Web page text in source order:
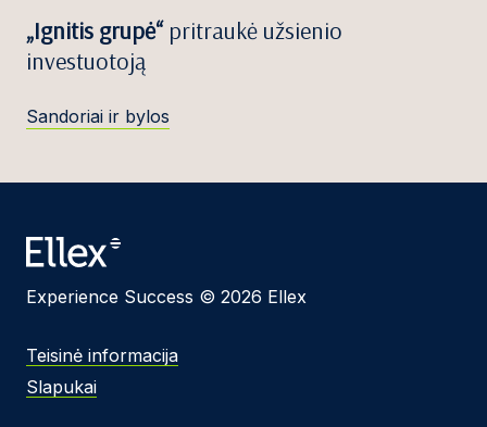
„Ignitis grupė“pritraukė užsienio
investuotoją
Sandoriai ir bylos
Experience Success © 2026 Ellex
Teisinė informacija
Slapukai